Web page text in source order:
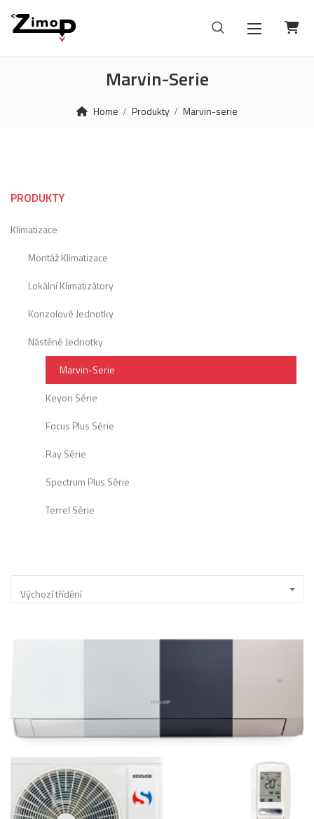
Marvin-Serie
Home Produkty Marvin-serie
PRODUKTY
Klimatizace
Montáž Klimatizace
Lokální Klimatizátory
Konzolové Jednotky
Nástěné Jednotky
Marvin-Serie
Keyon Série
Focus Plus Série
Ray Série
Spectrum Plus Série
Terrel Série
Výchozí třídění